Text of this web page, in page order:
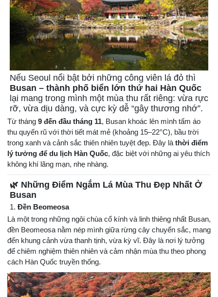
Nếu Seoul nổi bật bởi những công viên lá đỏ thì
Busan – thành phố biển lớn thứ hai Hàn Quốc
lại mang trong mình một mùa thu rất riêng: vừa rực
rỡ, vừa dịu dàng, và cực kỳ dễ “gây thương nhớ”.
Từ tháng 9 đến đầu tháng 11, Busan khoác lên mình tấm áo
thu quyến rũ với thời tiết mát mẻ (khoảng 15–22°C), bầu trời
trong xanh và cảnh sắc thiên nhiên tuyệt đẹp. Đây là thời điểm
lý tưởng để du lịch Hàn Quốc, đặc biệt với những ai yêu thích
không khí lãng mạn, nhẹ nhàng.
🌿 Những Điểm Ngắm Lá Mùa Thu Đẹp Nhất Ở
Busan
1. Đền Beomeosa
Là một trong những ngôi chùa cổ kính và linh thiêng nhất Busan,
đền Beomeosa nằm nép mình giữa rừng cây chuyển sắc, mang
đến khung cảnh vừa thanh tịnh, vừa kỳ vĩ. Đây là nơi lý tưởng
để chiêm nghiệm thiên nhiên và cảm nhận mùa thu theo phong
cách Hàn Quốc truyền thống.